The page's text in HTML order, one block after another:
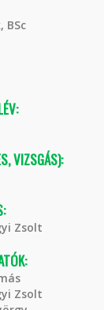
BSc
VIZSGÁS):
Zsolt
Zsolt